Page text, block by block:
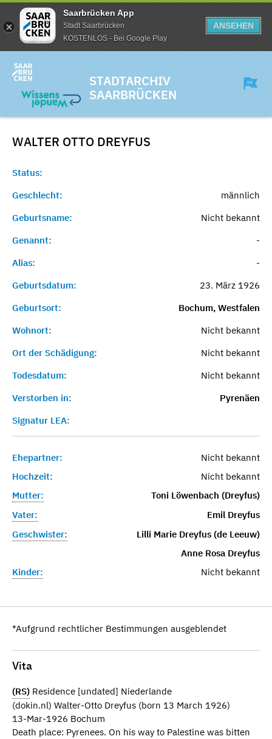
Saarbrücken App
Stadt Saarbrücken
KOSTENLOS - Bei Google Play
ANSEHEN
STADTARCHIV
SAARBRÜCKEN
WALTER OTTO DREYFUS
Status:
Geschlecht:
männlich
Geburtsname:
Nicht bekannt
Genannt:
-
Alias:
-
Geburtsdatum:
23. März 1926
Geburtsort:
Bochum, Westfalen
Wohnort:
Nicht bekannt
Ort der Schädigung:
Nicht bekannt
Todesdatum:
Nicht bekannt
Verstorben in:
Pyrenäen
Signatur LEA:
Ehepartner:
Nicht bekannt
Hochzeit:
Nicht bekannt
Mutter:
Toni Löwenbach (Dreyfus)
Vater:
Emil Dreyfus
Geschwister:
Lilli Marie Dreyfus (de Leeuw)
Anne Rosa Dreyfus
Kinder:
Nicht bekannt
*Aufgrund rechtlicher Bestimmungen ausgeblendet
Vita
(RS) Residence [undated] Niederlande
(dokin.nl) Walter-Otto Dreyfus (born 13 March 1926)
13-Mar-1926 Bochum
Death place: Pyrenees. On his way to Palestine was bitten